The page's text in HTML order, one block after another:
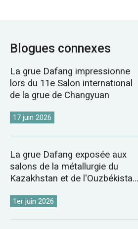
Blogues connexes
La grue Dafang impressionne
lors du 11e Salon international
de la grue de Changyuan
17 juin 2026
La grue Dafang exposée aux
salons de la métallurgie du
Kazakhstan et de l'Ouzbékistan
1er juin 2026